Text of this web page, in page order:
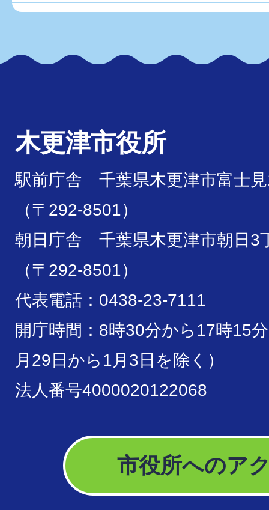
木更津市役所
駅前庁舎 千葉県木更津市富士
（〒292-8501）
朝日庁舎 千葉県木更津市朝日3
（〒292-8501）
代表電話：0438-23-7111
開庁時間：8時30分から17時15
月29日から1月3日を除く）
法人番号4000020122068
市役所へのア